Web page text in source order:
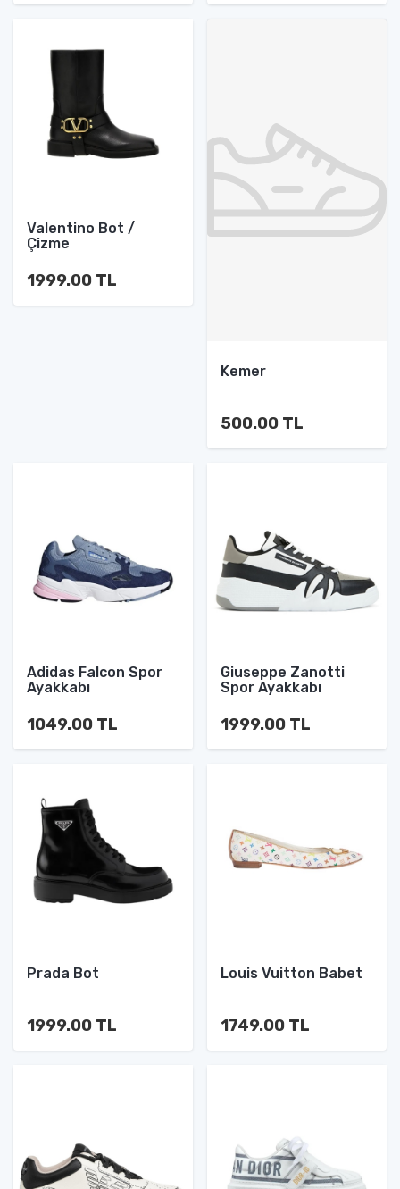
Valentino Bot /
Çizme
1999.00 TL
Kemer
500.00 TL
Adidas Falcon Spor
Ayakkabı
1049.00 TL
Giuseppe Zanotti
Spor Ayakkabı
1999.00 TL
Prada Bot
1999.00 TL
Louis Vuitton Babet
1749.00 TL